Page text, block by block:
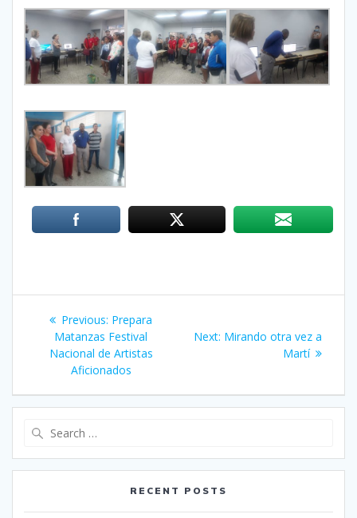
Post
navigation
Previous: Previous
post:
Prepara
Matanzas Festival
Nacional de Artistas
Aficionados
Next: Next
Mirando otra vez a
Martí
RECENT POSTS